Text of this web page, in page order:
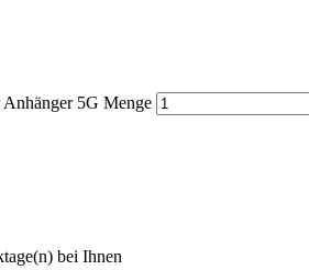
5G Menge
bei Ihnen